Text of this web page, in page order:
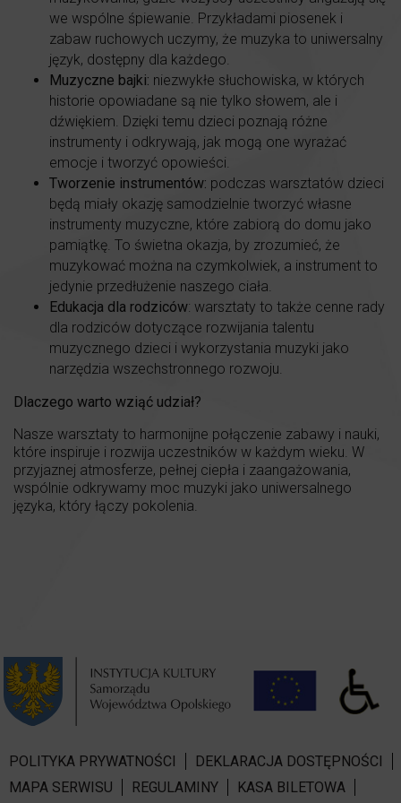
we wspólne śpiewanie. Przykładami piosenek i
zabaw ruchowych uczymy, że muzyka to uniwersalny
język, dostępny dla każdego.
Muzyczne bajki: niezwykłe słuchowiska, w których
historie opowiadane są nie tylko słowem, ale i
dźwiękiem. Dzięki temu dzieci poznają różne
instrumenty i odkrywają, jak mogą one wyrażać
emocje i tworzyć opowieści.
Tworzenie instrumentów: podczas warsztatów dzieci
będą miały okazję samodzielnie tworzyć własne
instrumenty muzyczne, które zabiorą do domu jako
pamiątkę. To świetna okazja, by zrozumieć, że
muzykować można na czymkolwiek, a instrument to
jedynie przedłużenie naszego ciała.
Edukacja dla rodziców: warsztaty to także cenne rady
dla rodziców dotyczące rozwijania talentu
muzycznego dzieci i wykorzystania muzyki jako
narzędzia wszechstronnego rozwoju.
Dlaczego warto wziąć udział?
Nasze warsztaty to harmonijne połączenie zabawy i nauki,
które inspiruje i rozwija uczestników w każdym wieku. W
przyjaznej atmosferze, pełnej ciepła i zaangażowania,
wspólnie odkrywamy moc muzyki jako uniwersalnego
języka, który łączy pokolenia.
POLITYKA PRYWATNOŚCI
DEKLARACJA DOSTĘPNOŚCI
MAPA SERWISU
REGULAMINY KASA BILETOWA